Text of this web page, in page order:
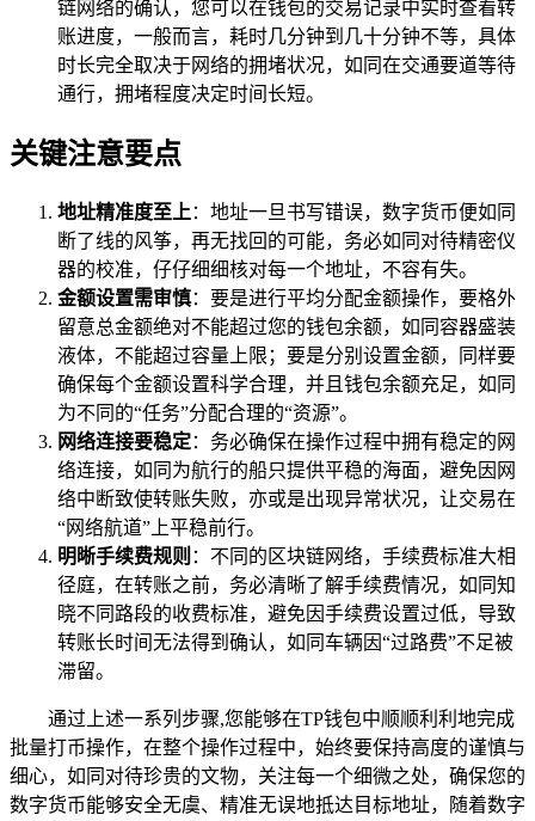
链网络的确认，您可以在钱包的交易记录中实时查看转
账进度，一般而言，耗时几分钟到几十分钟不等，具体
时长完全取决于网络的拥堵状况，如同在交通要道等待
通行，拥堵程度决定时间长短。
关键注意要点
地址精准度至上 ：地址一旦书写错误，数字货币便如同
断了线的风筝，再无找回的可能，务必如同对待精密仪
器的校准，仔仔细细核对每一个地址，不容有失。
金额设置需审慎：要是进行平均分配金额操作，要格外
留意总金额绝对不能超过您的钱包余额，如同容器盛装
液体，不能超过容量上限；要是分别设置金额，同样要
确保每个金额设置科学合理，并且钱包余额充足，如同
为不同的“任务”分配合理的“资源”。
网络连接要稳定：务必确保在操作过程中拥有稳定的网
络连接，如同为航行的船只提供平稳的海面，避免因网
络中断致使转账失败，亦或是出现异常状况，让交易在
“网络航道”上平稳前行。
明晰手续费规则 ：不同的区块链网络，手续费标准大相
径庭，在转账之前，务必清晰了解手续费情况，如同知
晓不同路段的收费标准，避免因手续费设置过低，导致
转账长时间无法得到确认，如同车辆因“过路费”不足被
滞留。
通过上述一系列步骤,您能够在TP钱包中顺顺利利地完成
批量打币操作，在整个操作过程中，始终要保持高度的谨慎与
细心，如同对待珍贵的文物，关注每一个细微之处，确保您的
数字货币能够安全无虞、精准无误地抵达目标地址，随着数字